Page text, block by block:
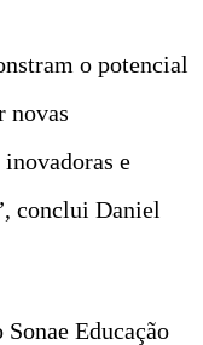
o potencial
novas
e
conclui Daniel
Educação